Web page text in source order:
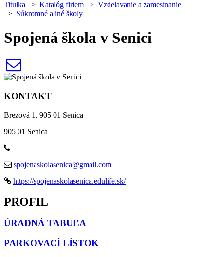
Titulka > Katalóg firiem > Vzdelavanie a zamestnanie
> Súkromné a iné školy
Spojená škola v Senici
KONTAKT
Brezová 1, 905 01 Senica
905 01 Senica
spojenaskolasenica@gmail.com
https://spojenaskolasenica.edulife.sk/
PROFIL
ÚRADNÁ TABUĽA
PARKOVACÍ LÍSTOK